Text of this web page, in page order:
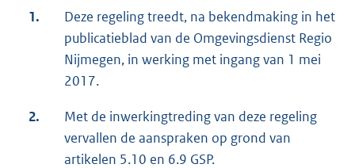
1.
Deze regeling treedt, na bekendmaking in het
publicatieblad van de Omgevingsdienst Regio
Nijmegen, in werking met ingang van 1 mei
2017.
2.
Met de inwerkingtreding van deze regeling
vervallen de aanspraken op grond van
artikelen 5.10 en 6.9 GSP.